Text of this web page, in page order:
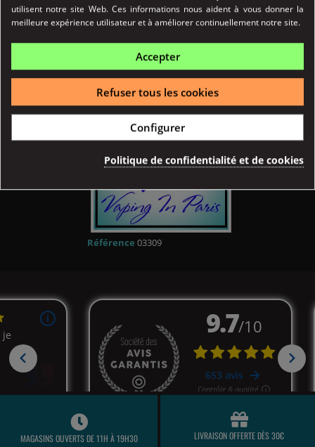
Détail produits Avis clients
Référence 03309
MAGASINS OUVERTS DE 11H À 19H30 LIVRAISON OFFERTE DÈS 30€
utilisent notre site Web. Ces informations nous aident à vous donner la
meilleure expérience utilisateur et à améliorer continuellement notre site.
Accepter
Refuser tous les cookies
Configurer
Politique de confidentialité et de cookies